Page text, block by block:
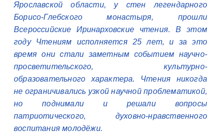
Ярославской области, у стен легендарного
Борисо-Глебского монастыря, прошли
Всероссийские Иринарховские чтения. В этом
году Чтениям исполняется 25 лет, и за это
время они стали заметным событием научно-
просветительского, культурно-
образовательного характера. Чтения никогда
не ограничивались узкой научной проблематикой,
но поднимали и решали вопросы
патриотического, духовно-нравственного
воспитания молодёжи.